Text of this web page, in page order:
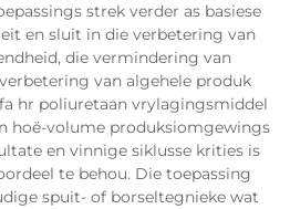
strek verder as basiese
en sluit in die verbetering van
die vermindering van
van algehele produk
hr poliuretaan vrylagingsmiddel
hoë-volume produksiomgewings
en vinnige siklusse krities is
te behou. Die toepassing
spuit- of borseltegnieke wat